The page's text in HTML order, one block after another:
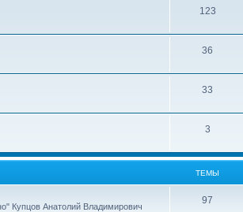
123
36
33
3
ТЕМЫ
Купцов Анатолий Владимирович
97